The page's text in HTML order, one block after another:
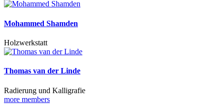
Mohammed Shamden
Holzwerkstatt
Thomas van der Linde
Radierung und Kalligrafie
more members